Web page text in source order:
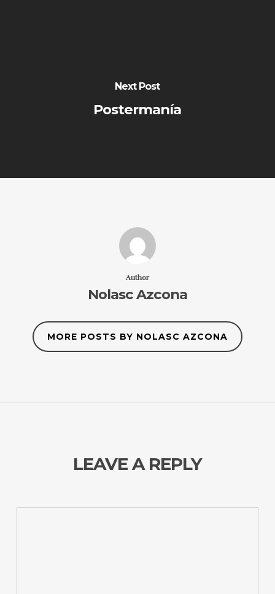
Next Post
Postermanía
Author
Nolasc Azcona
MORE POSTS BY NOLASC AZCONA
LEAVE A REPLY